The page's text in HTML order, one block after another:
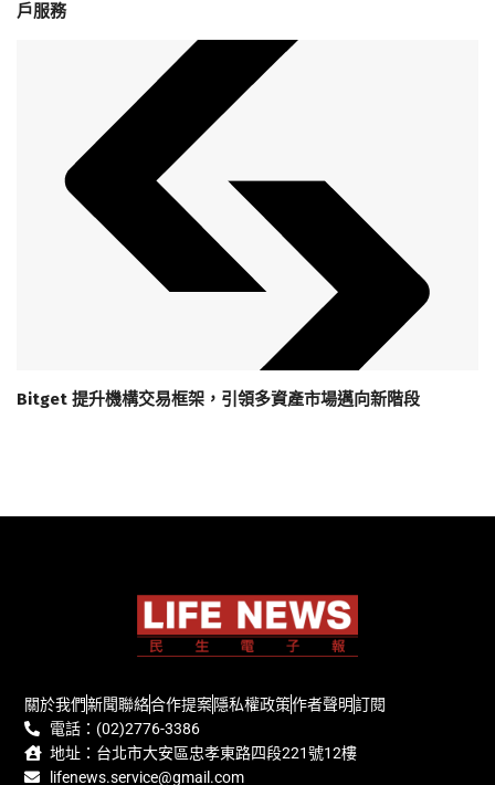
戶服務
Bitget 提升機構交易框架，引領多資產市場邁向新階段
關於我們新聞聯絡合作提案隱私權政策作者聲明訂閱
電話：(02)2776-3386
地址：台北市大安區忠孝東路四段221號12樓
lifenews.service@gmail.com